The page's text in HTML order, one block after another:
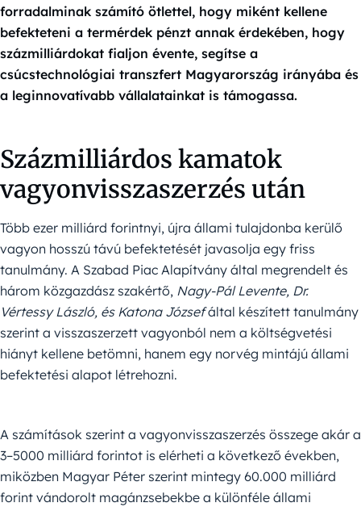
forradalminak számító ötlettel, hogy miként kellene
befekteteni a termérdek pénzt annak érdekében, hogy
százmilliárdokat fialjon évente, segítse a
csúcstechnológiai transzfert Magyarország irányába és
a leginnovatívabb vállalatainkat is támogassa.
Százmilliárdos kamatok
vagyonvisszaszerzés után
Több ezer milliárd forintnyi, újra állami tulajdonba kerülő
vagyon hosszú távú befektetését javasolja egy friss
tanulmány. A Szabad Piac Alapítvány által megrendelt és
három közgazdász szakértő, Nagy-Pál Levente, Dr.
Vértessy László, és Katona Józsefáltal készített tanulmány
szerint a visszaszerzett vagyonból nem a költségvetési
hiányt kellene betömni, hanem egy norvég mintájú állami
befektetési alapot létrehozni.
A számítások szerint a vagyonvisszaszerzés összege akár a
3–5000 milliárd forintot is elérheti a következő években,
miközben Magyar Péter szerint mintegy 60.000 milliárd
forint vándorolt magánzsebekbe a különféle állami